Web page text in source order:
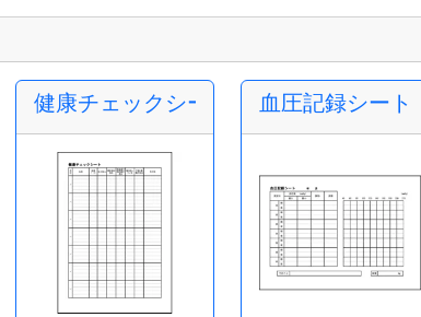
健康チェックシート 血圧記録シート